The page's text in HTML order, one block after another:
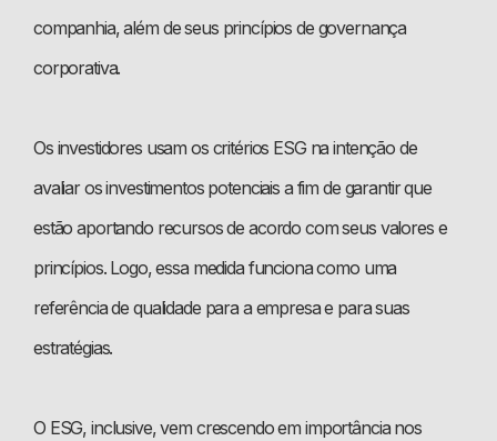
companhia, além de seus princípios de governança
corporativa.
Os investidores usam os critérios ESG na intenção de
avaliar os investimentos potenciais a fim de garantir que
estão aportando recursos de acordo com seus valores e
princípios. Logo, essa medida funciona como uma
referência de qualidade para a empresa e para suas
estratégias.
O ESG, inclusive, vem crescendo em importância nos